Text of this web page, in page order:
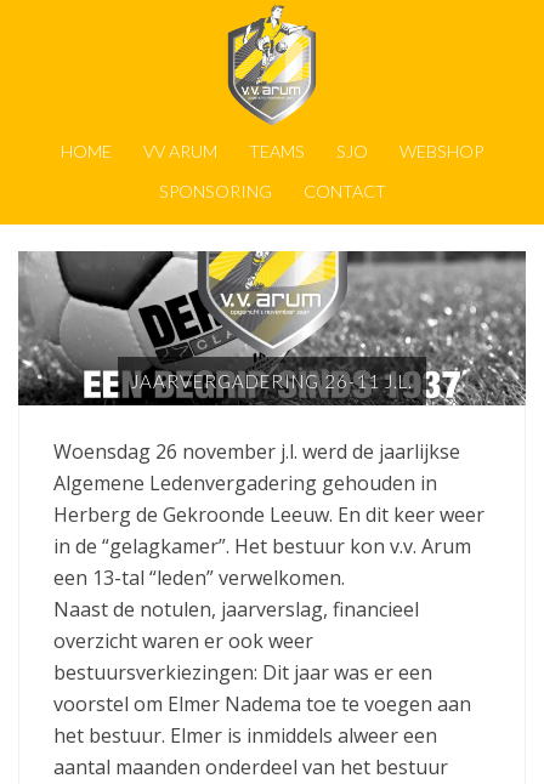
HOME VV ARUM TEAMS SJO
WEBSHOP
SPONSORING
CONTACT
JAARVERGADERING 26-11 J.L.
Woensdag 26 november j.l. werd de jaarlijkse
Algemene Ledenvergadering gehouden in
Herberg de Gekroonde Leeuw. En dit keer weer
in de “gelagkamer”. Het bestuur kon v.v. Arum
een 13-tal “leden” verwelkomen.
Naast de notulen, jaarverslag, financieel
overzicht waren er ook weer
bestuursverkiezingen: Dit jaar was er een
voorstel om Elmer Nadema toe te voegen aan
het bestuur. Elmer is inmiddels alweer een
aantal maanden onderdeel van het bestuur